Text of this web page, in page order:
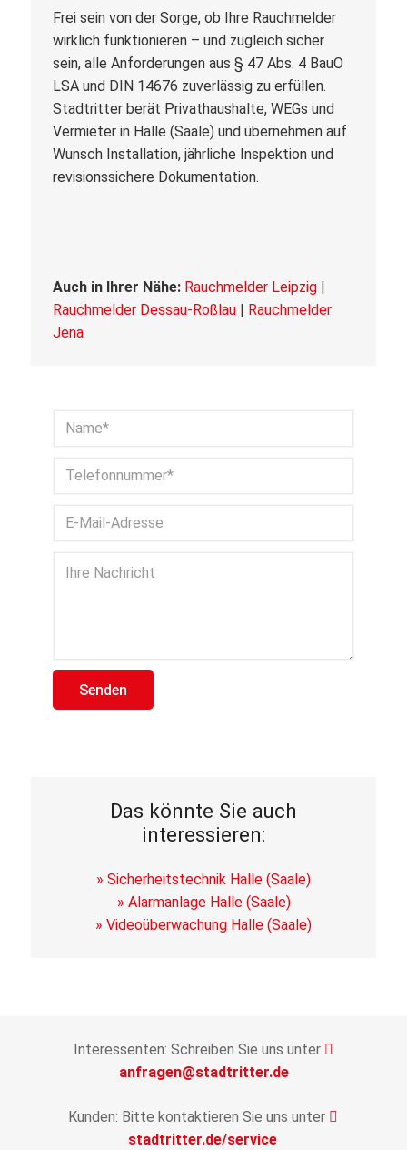
Frei sein von der Sorge, ob Ihre Rauchmelder
wirklich funktionieren – und zugleich sicher
sein, alle Anforderungen aus § 47 Abs. 4 BauO
LSA und DIN 14676 zuverlässig zu erfüllen.
Stadtritter berät Privathaushalte, WEGs und
Vermieter in Halle (Saale) und übernehmen auf
Wunsch Installation, jährliche Inspektion und
revisionssichere Dokumentation.
Auch in Ihrer Nähe: Rauchmelder Leipzig |
Rauchmelder Dessau-Roßlau | Rauchmelder
Jena
Das könnte Sie auch
interessieren:
» Sicherheitstechnik Halle (Saale)
» Alarmanlage Halle (Saale)
» Videoüberwachung Halle (Saale)
Interessenten: Schreiben Sie uns unter
anfragen@stadtritter.de
Kunden: Bitte kontaktieren Sie uns unter
stadtritter.de/service